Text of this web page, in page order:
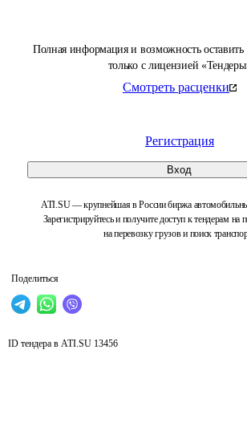
Полная информация и возможность
только с лицензией
Смотреть расценки
Регистрация
Вход
ATI.SU — крупнейшая в России биржа
Зарегистрируйтесь и получите доступ к тендерам на
на перевозку грузов и поиск
Поделиться
ID тендера в ATI.SU 13456